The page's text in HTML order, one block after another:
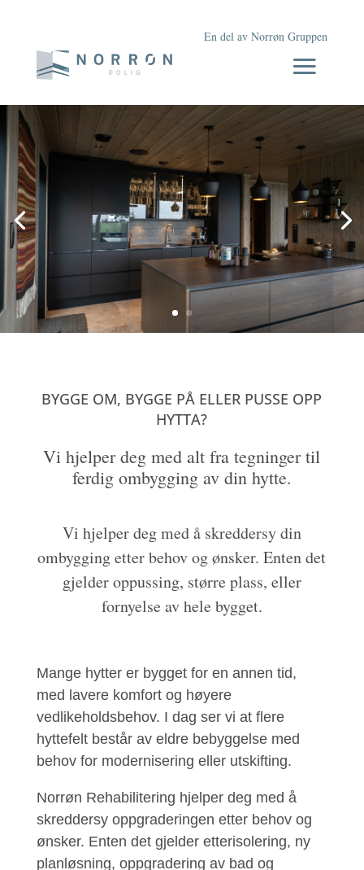
En del av Norrøn Gruppen
BYGGE OM, BYGGE PÅ ELLER PUSSE OPP
HYTTA?
Vi hjelper deg med alt fra tegninger til
ferdig ombygging av din hytte.
Vi hjelper deg med å skreddersy din
ombygging etter behov og ønsker. Enten det
gjelder oppussing, større plass, eller
fornyelse av hele bygget.
Mange hytter er bygget for en annen tid,
med lavere komfort og høyere
vedlikeholdsbehov. I dag ser vi at flere
hyttefelt består av eldre bebyggelse med
behov for modernisering eller utskifting.
Norrøn Rehabilitering hjelper deg med å
skreddersy oppgraderingen etter behov og
ønsker. Enten det gjelder etterisolering, ny
planløsning, oppgradering av bad og